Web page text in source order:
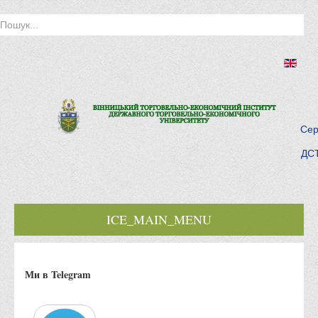
ICE_MAIN_MENU
Історія інституту
Ми в Telegram